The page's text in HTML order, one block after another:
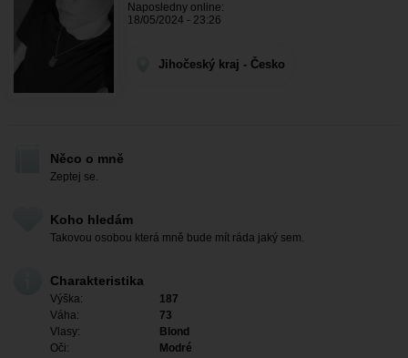
Naposledny online:
18/05/2024 - 23:26
Jihočeský kraj - Česko
Něco o mně
Zeptej se.
Koho hledám
Takovou osobou která mně bude mít ráda jaký sem.
Charakteristika
Výška:
187
Váha:
73
Vlasy:
Blond
Oči:
Modré